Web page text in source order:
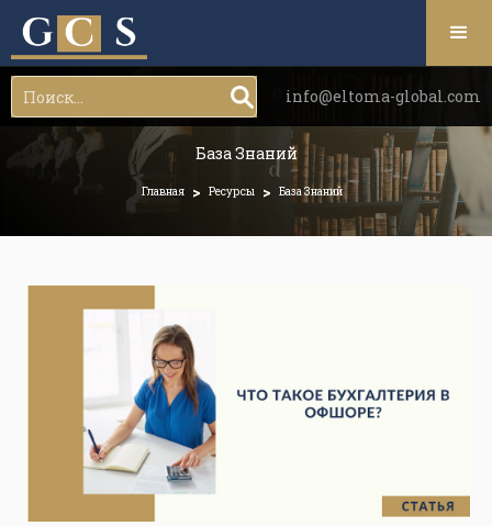
info@eltoma-global.com
База Знаний
Главная > Ресурсы > База Знаний